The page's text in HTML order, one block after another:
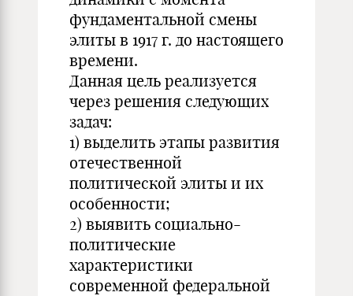
фундаментальной смены
элиты в 1917 г. до настоящего
времени.
Данная цель реализуется
через решения следующих
задач:
1) выделить этапы развития
отечественной
политической элиты и их
особенности;
2) выявить социально-
политические
характеристики
современной федеральной